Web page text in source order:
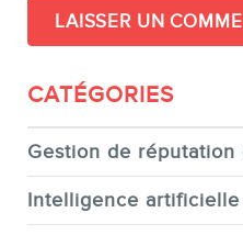
CATÉGORIES
Gestion de réputation
Intelligence artificielle